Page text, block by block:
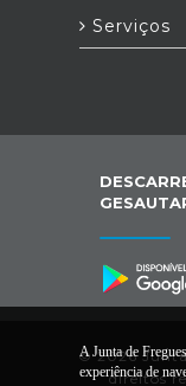
Serviços
© 2026 Junta
direitos
A Junta de
experiência de